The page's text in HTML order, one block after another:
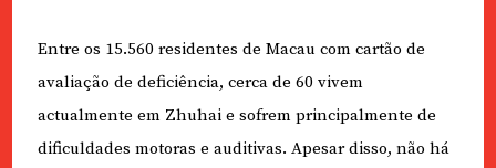
Entre os 15.560 residentes de Macau com cartão de
avaliação de deficiência, cerca de 60 vivem
actualmente em Zhuhai e sofrem principalmente de
dificuldades motoras e auditivas. Apesar disso, não há